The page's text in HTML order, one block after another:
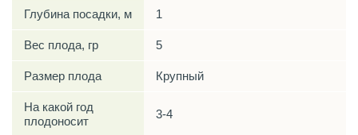
Глубина посадки, м 1
Вес плода, гр 5
Размер плода Крупный
На какой год
плодоносит
3-4